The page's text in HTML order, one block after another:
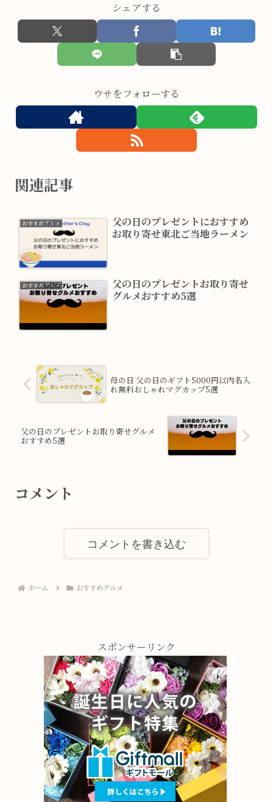
シェアする
ウサをフォローする
関連記事
おすすめグルメ
父の日のプレゼントにおすすめ
お取り寄せ東北ご当地ラーメン
おすすめグルメ
父の日のプレゼントお取り寄せ
グルメおすすめ5選
母の日 父の日のギフト5000円以内名入
れ無料おしゃれマグカップ5選
父の日のプレゼントお取り寄せグルメ
おすすめ5選
コメント
コメントを書き込む
ホーム おすすめグルメ
スポンサーリンク